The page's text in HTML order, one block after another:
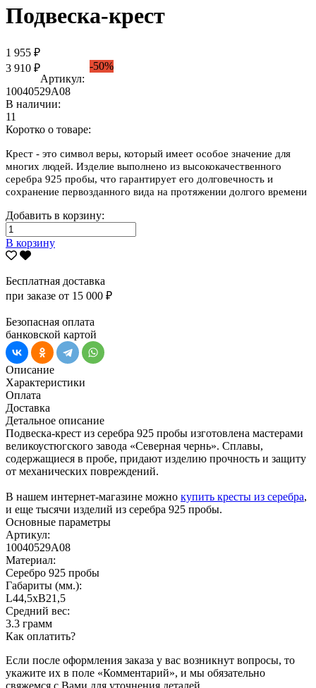
Подвеска-крест
1 955 ₽
3 910 ₽
-50%
Артикул:
10040529А08
В наличии:
11
Коротко о товаре:
Крест - это символ веры, который имеет особое значение для
многих людей. Изделие выполнено из высококачественного
серебра 925 пробы, что гарантирует его долговечность и
сохранение первозданного вида на протяжении долгого времени
Добавить в корзину:
В корзину
Бесплатная доставка
при заказе от 15 000 ₽
Безопасная оплата
банковской картой
Описание
Характеристики
Оплата
Доставка
Детальное описание
Подвеска-крест из серебра 925 пробы изготовлена мастерами
великоустюгского завода «Северная чернь». Сплавы,
содержащиеся в пробе, придают изделию прочность и защиту
от механических повреждений.
В нашем интернет-магазине можно купить кресты из серебра,
и еще тысячи изделий из серебра 925 пробы.
Основные параметры
Артикул:
10040529А08
Материал:
Серебро 925 пробы
Габариты (мм.):
L44,5хB21,5
Средний вес:
3.3 грамм
Как оплатить?
Если после оформления заказа у вас возникнут вопросы, то
укажите их в поле «Комментарий», и мы обязательно
свяжемся с Вами для уточнения деталей.